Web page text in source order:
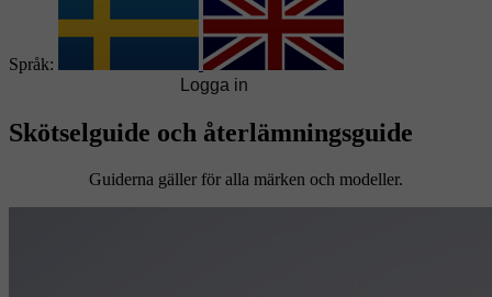
Språk:
Skötselguide och återlämningsguide
Guiderna gäller för alla märken och modeller.